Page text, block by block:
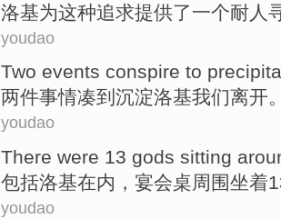
洛基为这种追求提供了一个耐人
youdao
Two events conspire to
两件事情凑到 沉淀洛基我们离开
youdao
There were 13 gods sitting
包括洛基在内，宴会桌周围坐着
youdao